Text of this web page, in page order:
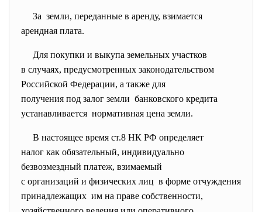
За земли, переданные в аренду, взимается
арендная плата.
Для покупки и выкупа земельных участков
в случаях, предусмотренных законодательством
Российской Федерации, а также для
получения под залог земли банковского кредита
устанавливается нормативная цена земли.
В настоящее время ст.8 НК РФ определяет
налог как обязательный, индивидуально
безвозмездный платеж, взимаемый
с организаций и физических лиц в форме отчуждения
принадлежащих им на праве собственности,